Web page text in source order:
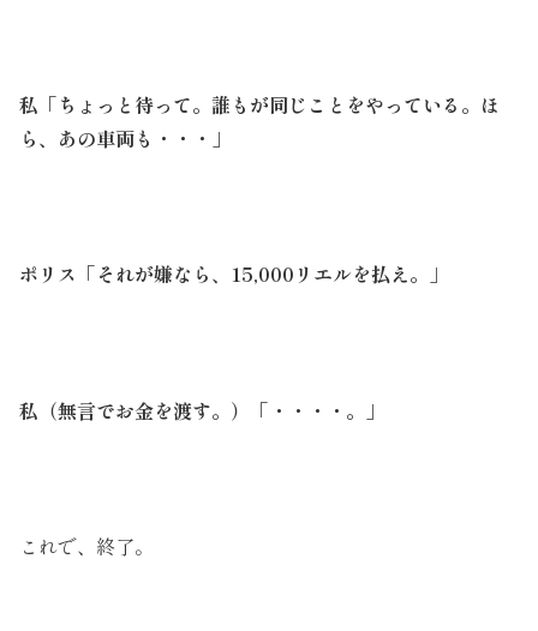
私「ちょっと待って。誰もが同じことをやっている。ほ
ら、あの車両も・・・」
ポリス「それが嫌なら、15,000リエルを払え。」
私（無言でお金を渡す。）「・・・・。」
これで、終了。